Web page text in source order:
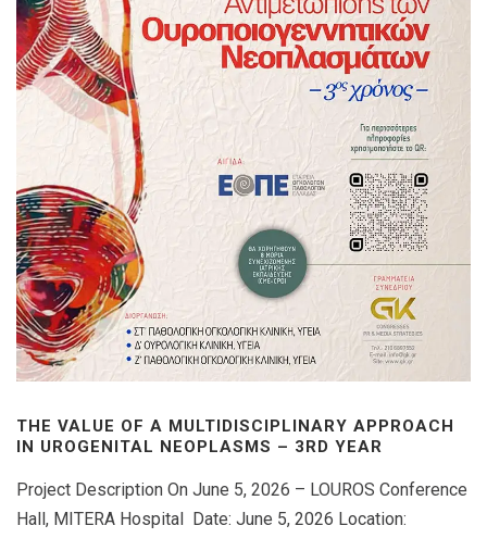
THE VALUE OF A MULTIDISCIPLINARY APPROACH
IN UROGENITAL NEOPLASMS – 3RD YEAR
Project Description On June 5, 2026 – LOUROS Conference
Hall, MITERA Hospital Date: June 5, 2026 Location: